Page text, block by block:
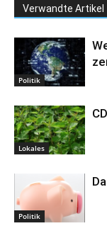
Verwandte Artikel
Politik
Lokales
Politik